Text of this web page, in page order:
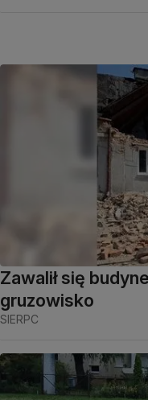
Zawalił się
gruzowisko
SIERPC